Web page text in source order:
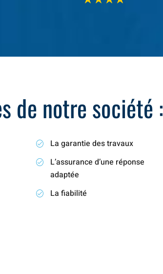
de notre société :
La garantie des travaux
L’assurance d’une réponse
adaptée
La fiabilité